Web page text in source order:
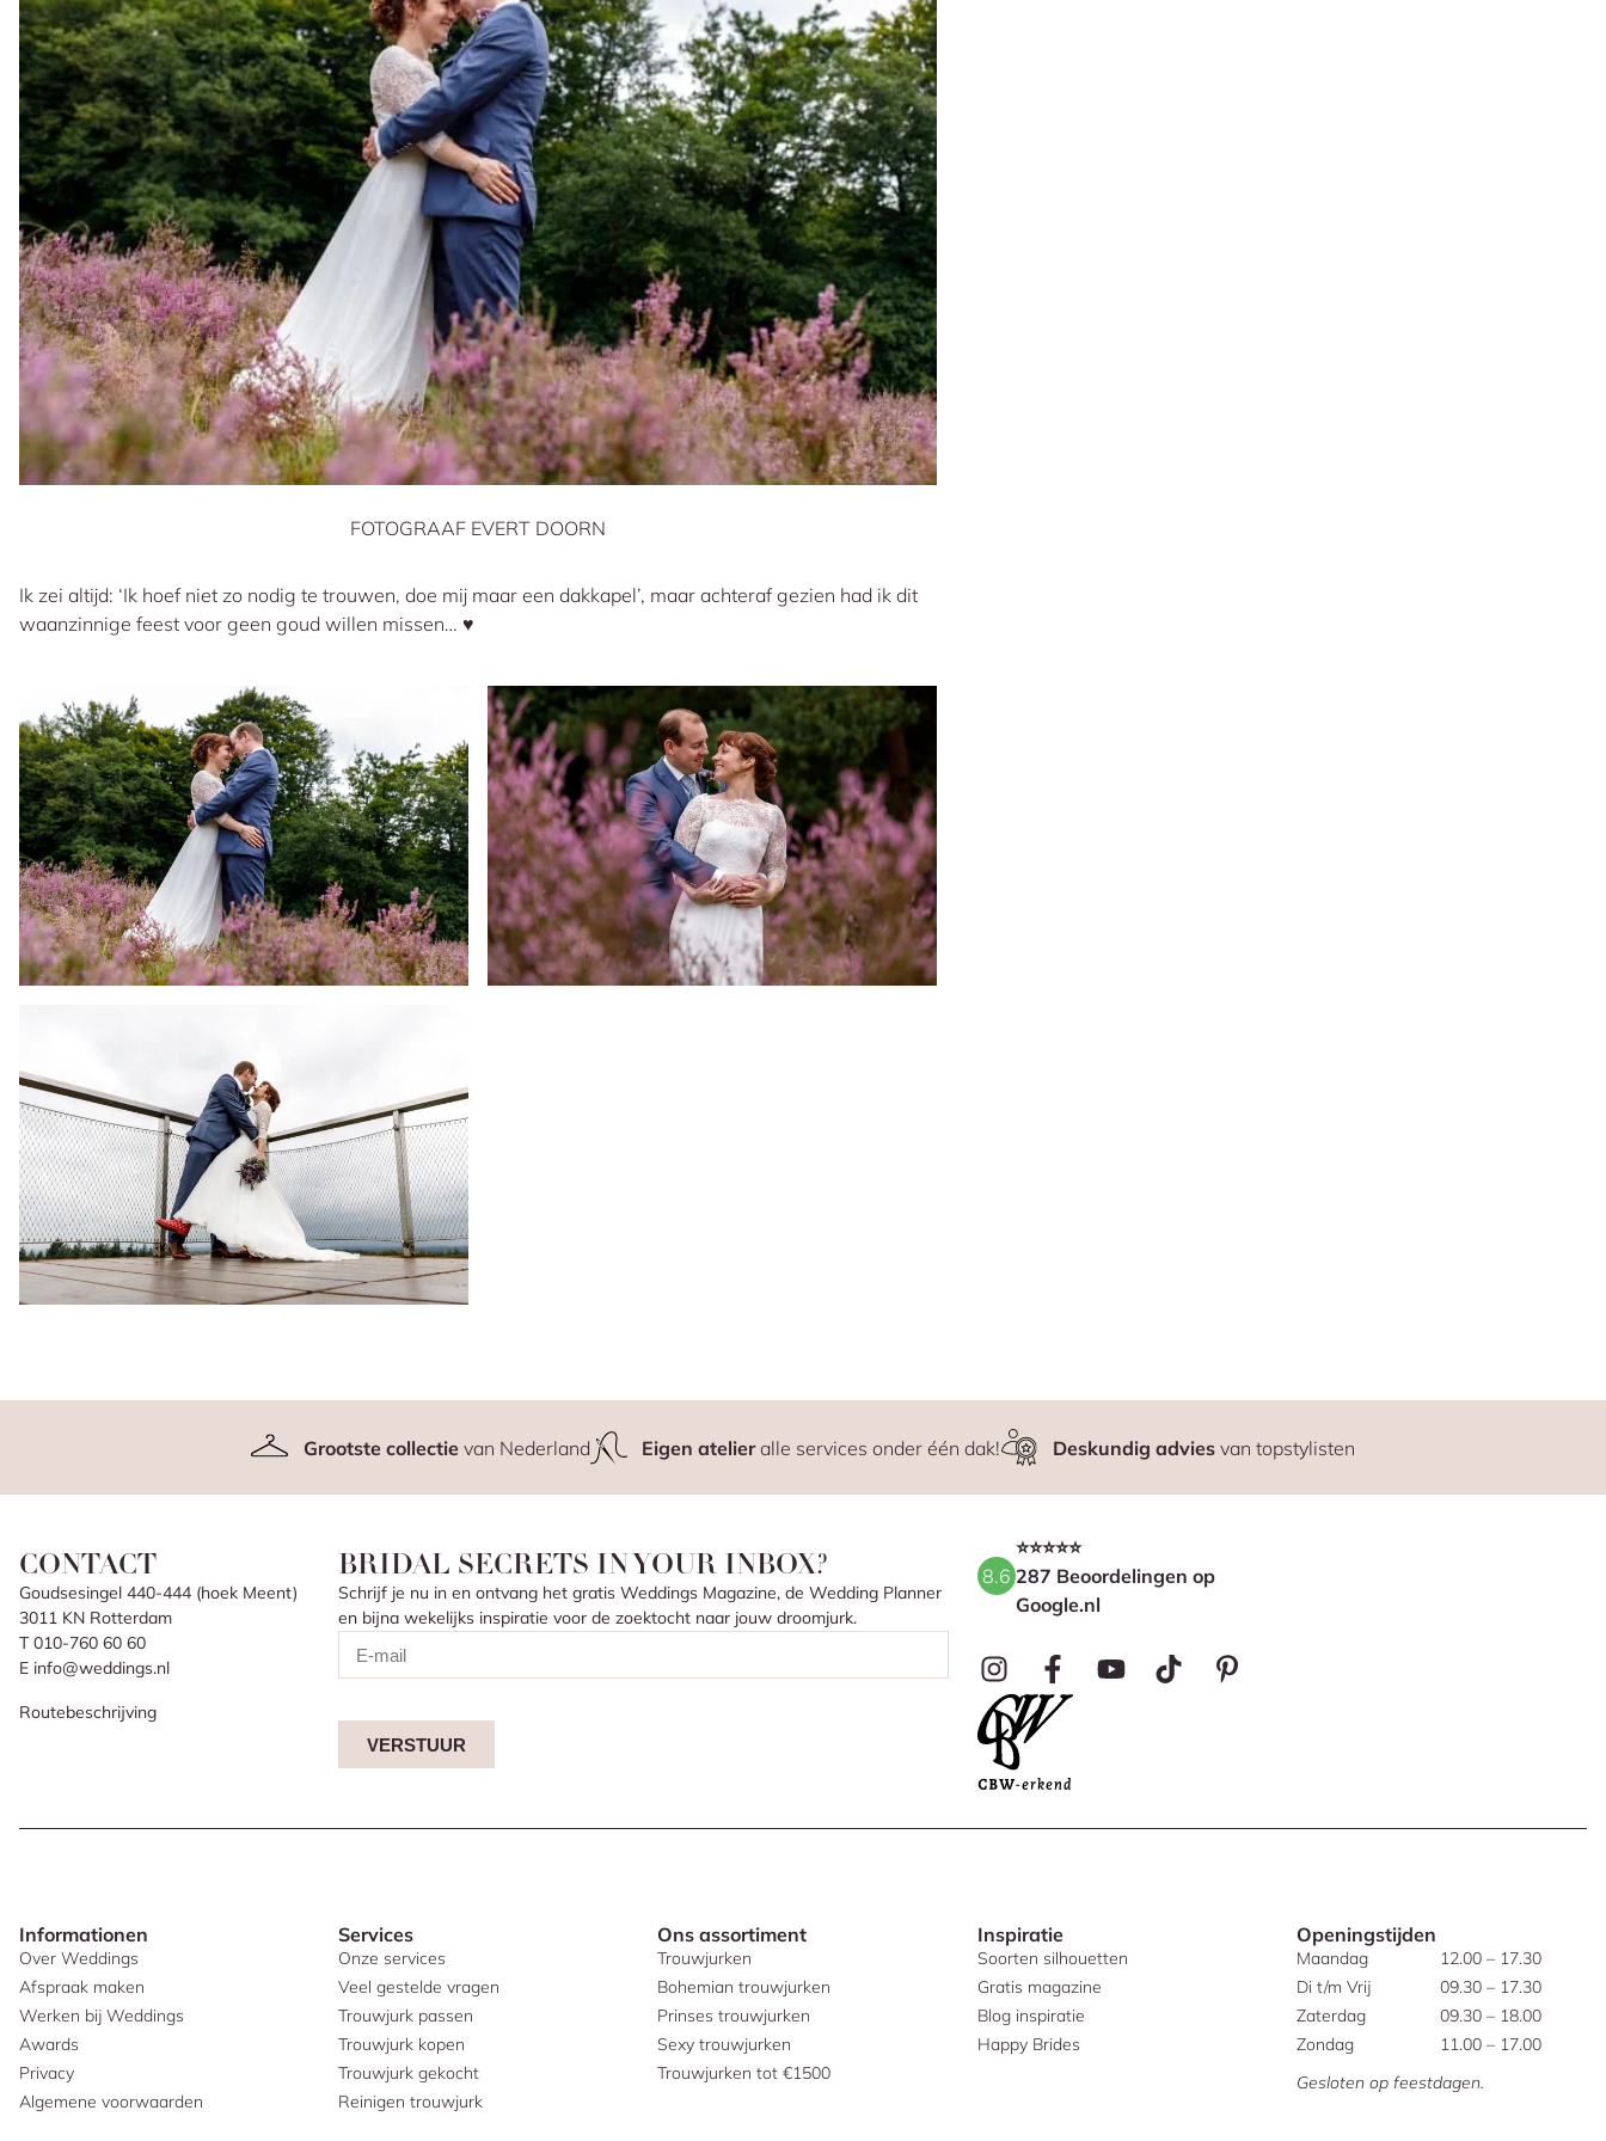
FOTOGRAAF EVERT DOORN
Ik zei altijd: ‘Ik hoef niet zo nodig te trouwen, doe mij maar een dakkapel’, maar achteraf gezien had ik dit
waanzinnige feest voor geen goud willen missen… ♥
Grootste collectievan Nederland Eigen atelieralle services onder één dak! Deskundig advies van topstylisten
CONTACT
Goudsesingel 440-444 (hoek Meent)
3011 KN Rotterdam
T 010-760 60 60
E info@weddings.nl
Routebeschrijving
BRIDAL SECRETS IN YOUR INBOX?
Schrijf je nu in en ontvang het gratis Weddings Magazine, de Wedding Planner
en bijna wekelijks inspiratie voor de zoektocht naar jouw droomjurk.
VERSTUUR
8.6
⭐⭐⭐⭐⭐
287 Beoordelingen op
Google.nl
Informationen
Over Weddings
Afspraak maken
Werken bij Weddings
Awards
Privacy
Algemene voorwaarden
Services
Onze services
Veel gestelde vragen
Trouwjurk passen
Trouwjurk kopen
Trouwjurk gekocht
Reinigen trouwjurk
Ons assortiment
Trouwjurken
Bohemian trouwjurken
Prinses trouwjurken
Sexy trouwjurken
Trouwjurken tot €1500
Inspiratie
Soorten silhouetten
Gratis magazine
Blog inspiratie
Happy Brides
Openingstijden
Maandag
12.00 – 17.30
Di t/m Vrij
09.30 – 17.30
Zaterdag
09.30 – 18.00
Zondag
11.00 – 17.00
Gesloten op feestdagen.